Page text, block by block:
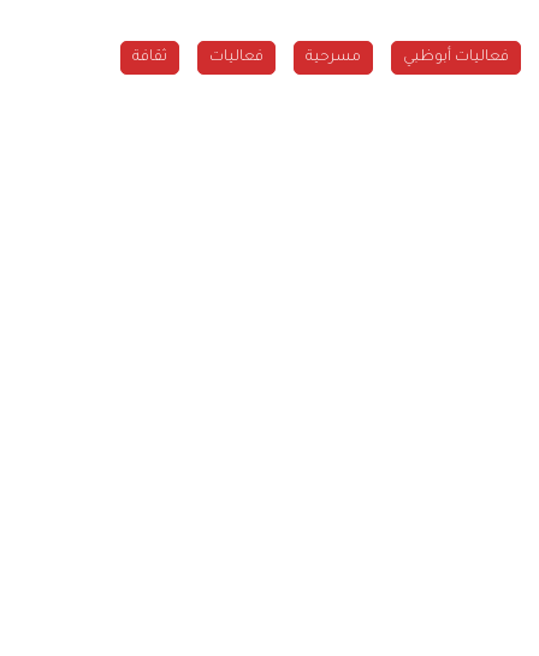
فعاليات أبوظبي مسرحية فعاليات ثقافة